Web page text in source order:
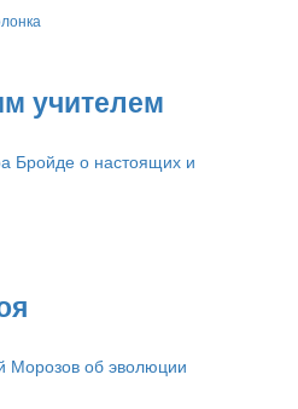
учителем
Бройде о настоящих и
Морозов об эволюции